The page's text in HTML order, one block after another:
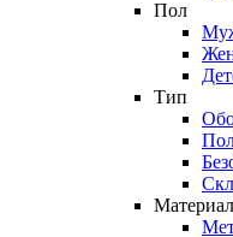
Пол
Тип
Материал